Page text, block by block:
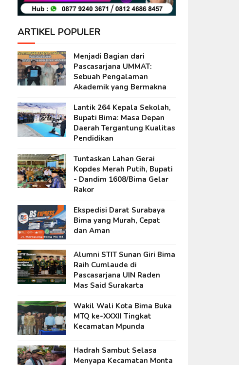
ARTIKEL POPULER
Menjadi Bagian dari
Pascasarjana UMMAT:
Sebuah Pengalaman
Akademik yang Bermakna
Lantik 264 Kepala Sekolah,
Bupati Bima: Masa Depan
Daerah Tergantung Kualitas
Pendidikan
Tuntaskan Lahan Gerai
Kopdes Merah Putih, Bupati
- Dandim 1608/Bima Gelar
Rakor
Ekspedisi Darat Surabaya
Bima yang Murah, Cepat
dan Aman
Alumni STIT Sunan Giri Bima
Raih Cumlaude di
Pascasarjana UIN Raden
Mas Said Surakarta
Wakil Wali Kota Bima Buka
MTQ ke-XXXII Tingkat
Kecamatan Mpunda
Hadrah Sambut Selasa
Menyapa Kecamatan Monta